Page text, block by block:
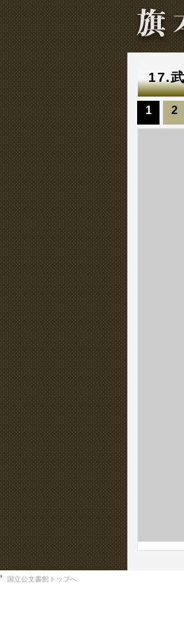
17.
1 2
国立公文書館トップへ